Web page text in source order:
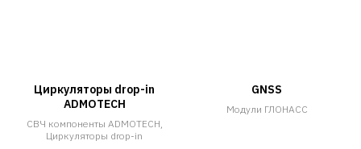
Циркуляторы drop-in
ADMOTECH
СВЧ компоненты ADMOTECH,
Циркуляторы drop-in
GNSS
Модули ГЛОНАСС